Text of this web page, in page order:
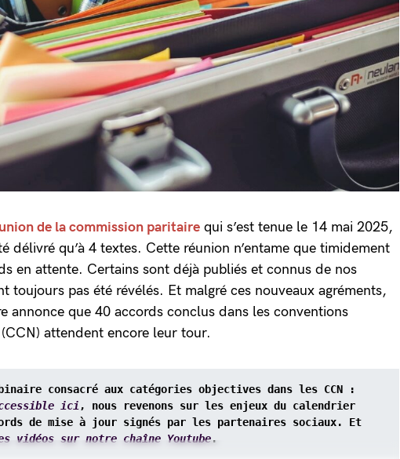
de la commission paritaire qui s’est tenue le 14 mai 2025,
délivré qu’à 4 textes. Cette réunion n’entame que timidement
en attente. Certains sont déjà publiés et connus de nos
toujours pas été révélés. Et malgré ces nouveaux agréments,
annonce que 40 accords conclus dans les conventions
attendent encore leur tour.
consacré aux catégories objectives dans les CCN :
ici , nous revenons sur les enjeux du calendrier
de mise à jour signés par les partenaires sociaux. Et
vidéos sur notre chaîne Youtube.